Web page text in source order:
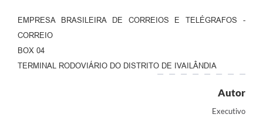
Links
Serviços Online
EMPRESA BRASILEIRA DE CORREIOS E TELÉGRAFOS -
CORREIO
BOX 04
TERMINAL RODOVIÁRIO DO DISTRITO DE IVAILÂNDIA
Autor
Executivo